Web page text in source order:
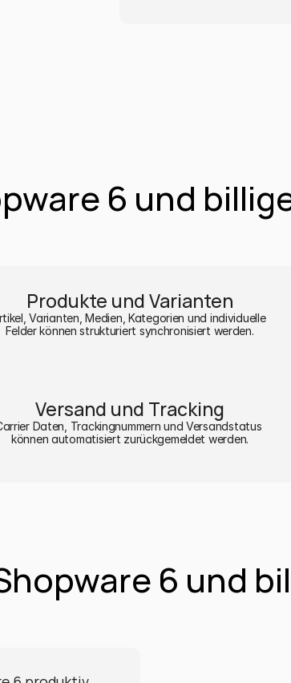
6 und
Produkte und Varianten
Varianten, Medien, Kategorien und individuelle
Felder können strukturiert synchronisiert werden.
Versand und Tracking
Daten, Trackingnummern und Versandstatus
können automatisiert zurückgemeldet werden.
6 und